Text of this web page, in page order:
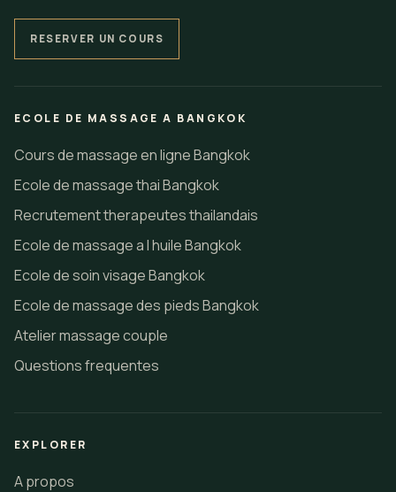
RESERVER UN COURS
ECOLE DE MASSAGE A BANGKOK
Cours de massage en ligne Bangkok
Ecole de massage thai Bangkok
Recrutement therapeutes thailandais
Ecole de massage a l huile Bangkok
Ecole de soin visage Bangkok
Ecole de massage des pieds Bangkok
Atelier massage couple
Questions frequentes
EXPLORER
A propos